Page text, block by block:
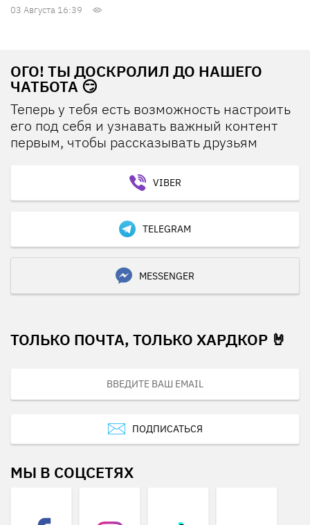
03 Августа 16:39
ОГО! ТЫ ДОСКРОЛИЛ ДО НАШЕГО
ЧАТБОТА 😏
Теперь у тебя есть возможность настроить
его под себя и узнавать важный контент
первым, чтобы рассказывать друзьям
VIBER
TELEGRAM
MESSENGER
ТОЛЬКО ПОЧТА, ТОЛЬКО ХАРДКОР 🤘
ПОДПИСАТЬСЯ
МЫ В СОЦСЕТЯХ